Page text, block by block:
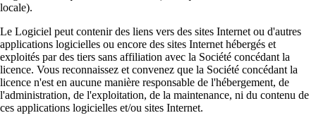
locale).
Le Logiciel peut contenir des liens vers des sites Internet ou d'autres
applications logicielles ou encore des sites Internet hébergés et
exploités par des tiers sans affiliation avec la Société concédant la
licence. Vous reconnaissez et convenez que la Société concédant la
licence n'est en aucune manière responsable de l'hébergement, de
l'administration, de l'exploitation, de la maintenance, ni du contenu de
ces applications logicielles et/ou sites Internet.